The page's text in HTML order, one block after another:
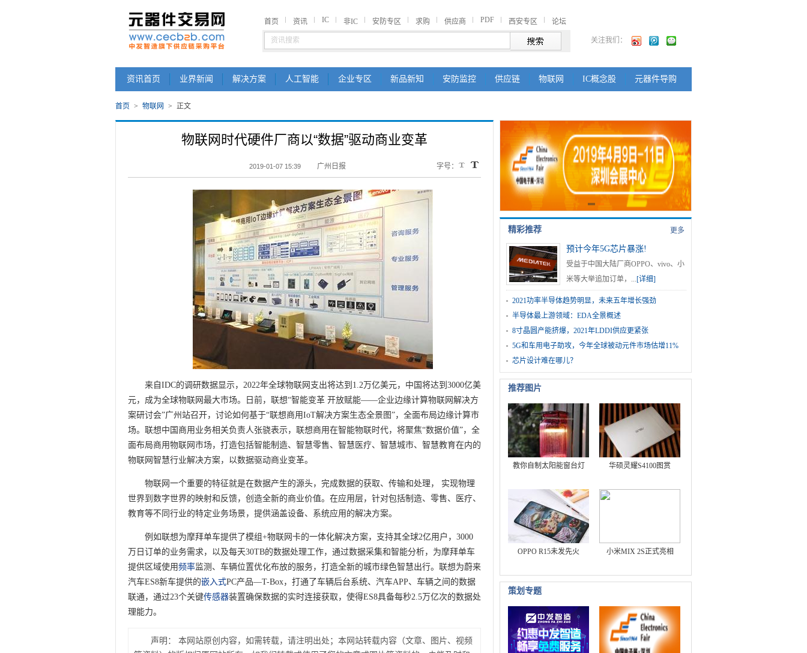
首页 资讯 IC 非IC 安防专区 求购 供应商 PDF 西安专区 论坛
关注我们：
资讯首页 业界新闻 解决方案 人工智能 企业专区 新品新知 安防监控 供应链 物联网 IC概念股 元器件导购
首页 > 物联网 > 正文
物联网时代硬件厂商以“数据”驱动商业变革
2019-01-07 15:39 广州日报 字号：
来自IDC的调研数据显示，2022年全球物联网支出将达到1.2万亿美元，中国将达到3000亿美
元，成为全球物联网最大市场。日前，联想“智能变革 开放赋能——企业边缘计算物联网解决方
案研讨会”广州站召开，讨论如何基于“联想商用IoT解决方案生态全景图”，全面布局边缘计算市
场。联想中国商用业务相关负责人张骁表示，联想商用在智能物联时代，将聚焦“数据价值”，全
面布局商用物联网市场，打造包括智能制造、智慧零售、智慧医疗、智慧城市、智慧教育在内的
物联网智慧行业解决方案，以数据驱动商业变革。
物联网一个重要的特征就是在数据产生的源头，完成数据的获取、传输和处理， 实现物理
世界到数字世界的映射和反馈，创造全新的商业价值。在应用层，针对包括制造、零售、医疗、
教育等不同行业的特定业务场景，提供涵盖设备、系统应用的解决方案。
例如联想为摩拜单车提供了模组+物联网卡的一体化解决方案，支持其全球2亿用户，3000
万日订单的业务需求，以及每天30TB的数据处理工作，通过数据采集和智能分析，为摩拜单车
提供区域使用频率监测、车辆位置优化布放的服务，打造全新的城市绿色智慧出行。联想为蔚来
汽车ES8新车提供的嵌入式PC产品—T-Box，打通了车辆后台系统、汽车APP、车辆之间的数据
联通，通过23个关键传感器装置确保数据的实时连接获取，使得ES8具备每秒2.5万亿次的数据处
理能力。
声明：
本网站原创内容，如需转载，请注明出处；本网站转载内容（文章、图片、视频
更多
精彩推荐
预计今年5G芯片暴涨!
受益于中国大陆厂商OPPO、vivo、小
米等大举追加订单，...[详细]
2021功率半导体趋势明显，未来五年增长强劲
半导体最上游领域：EDA全景概述
8寸晶圆产能挤爆，2021年LDDI供应更紧张
5G和车用电子助攻，今年全球被动元件市场估增11%
芯片设计难在哪儿？
推荐图片
教你自制太阳能窗台灯 华硕灵耀S4100图赏
OPPO R15未发先火 小米MIX 2S正式亮相
策划专题